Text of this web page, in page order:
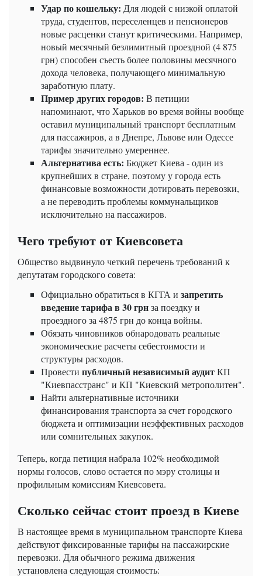
Удар по кошельку: Для людей с низкой оплатой
труда, студентов, переселенцев и пенсионеров
новые расценки станут критическими. Например,
новый месячный безлимитный проездной (4 875
грн) способен съесть более половины месячного
дохода человека, получающего минимальную
заработную плату.
Пример других городов: В петиции
напоминают, что Харьков во время войны вообще
оставил муниципальный транспорт бесплатным
для пассажиров, а в Днепре, Львове или Одессе
тарифы значительно умереннее.
Альтернатива есть: Бюджет Киева - один из
крупнейших в стране, поэтому у города есть
финансовые возможности дотировать перевозки,
а не переводить проблемы коммунальщиков
исключительно на пассажиров.
Чего требуют от Киевсовета
Общество выдвинуло четкий перечень требований к
депутатам городского совета:
Официально обратиться в КГГА и запретить
введение тарифа в 30 грнза поездку и
проездного за 4875 грн до конца войны.
Обязать чиновников обнародовать реальные
экономические расчеты себестоимости и
структуры расходов.
Провести публичный независимый аудитКП
"Киевпасстранс" и КП "Киевский метрополитен".
Найти альтернативные источники
финансирования транспорта за счет городского
бюджета и оптимизации неэффективных расходов
или сомнительных закупок.
Теперь, когда петиция набрала 102% необходимой
нормы голосов, слово остается по мэру столицы и
профильным комиссиям Киевсовета.
Сколько сейчас стоит проезд в Киеве
В настоящее время в муниципальном транспорте Киева
действуют фиксированные тарифы на пассажирские
перевозки. Для обычного режима движения
установлена ​​следующая стоимость: